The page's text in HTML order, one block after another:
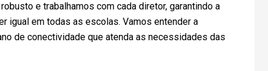
e trabalhamos com cada diretor, garantindo a
igual em todas as escolas. Vamos entender a
de conectividade que atenda as necessidades das